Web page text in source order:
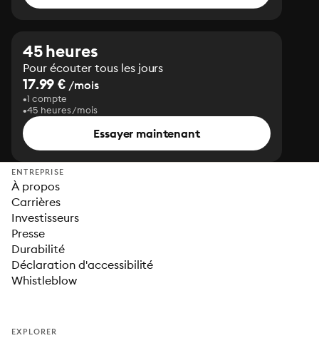
45 heures
Pour écouter tous les jours
17.99 € /mois
1 compte
45 heures/mois
Essayer maintenant
ENTREPRISE
À propos
Carrières
Investisseurs
Presse
Durabilité
Déclaration d'accessibilité
Whistleblow
EXPLORER